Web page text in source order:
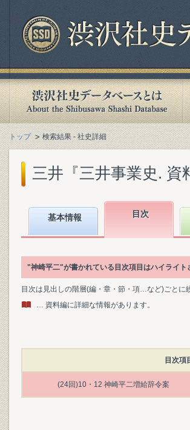
トップ 検索結果 - 社史詳細
三井『三井事業史. 資
基本情報 目次
"神崎平二"が書かれている目次項目はハイライト
目次は見出しの階層(編・章・節・項…など)ごとに
… 資料編に詳細な情報があります。
目次項
(24回)10・12 神崎平二増給辞令案